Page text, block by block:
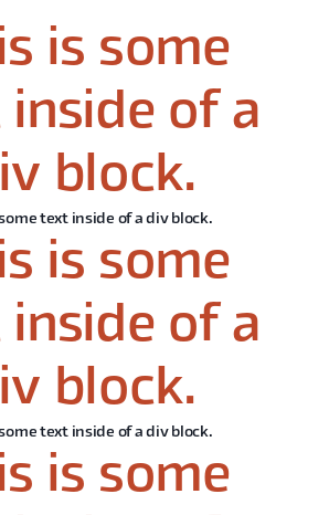
is some
of a
block.
text inside of a div block.
is some
of a
block.
text inside of a div block.
is some